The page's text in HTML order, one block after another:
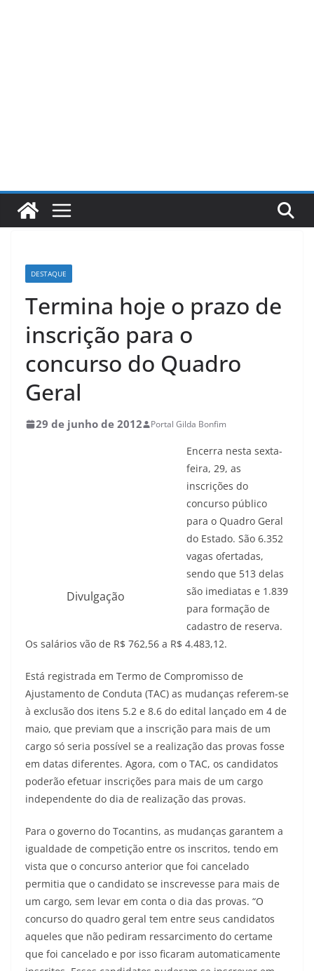
DESTAQUE
Termina hoje o prazo de
inscrição para o
concurso do Quadro
Geral
29 de junho de 2012 Portal Gilda Bonfim
Divulgação
Encerra nesta sexta-
feira, 29, as
inscrições do
concurso público
para o Quadro Geral
do Estado. São 6.352
vagas ofertadas,
sendo que 513 delas
são imediatas e 1.839
para formação de
cadastro de reserva.
Os salários vão de R$ 762,56 a R$ 4.483,12.
Está registrada em Termo de Compromisso de
Ajustamento de Conduta (TAC) as mudanças referem-se
à exclusão dos itens 5.2 e 8.6 do edital lançado em 4 de
maio, que previam que a inscrição para mais de um
cargo só seria possível se a realização das provas fosse
em datas diferentes. Agora, com o TAC, os candidatos
poderão efetuar inscrições para mais de um cargo
independente do dia de realização das provas.
Para o governo do Tocantins, as mudanças garantem a
igualdade de competição entre os inscritos, tendo em
vista que o concurso anterior que foi cancelado
permitia que o candidato se inscrevesse para mais de
um cargo, sem levar em conta o dia das provas. “O
concurso do quadro geral tem entre seus candidatos
aqueles que não pediram ressarcimento do certame
que foi cancelado e por isso ficaram automaticamente